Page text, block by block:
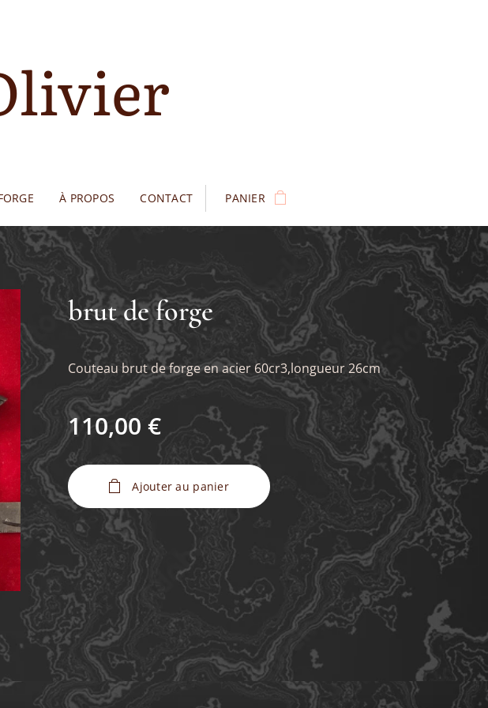
À PROPOS CONTACT PANIER
brut de forge
Couteau brut de forge en acier 60cr3,longueur 26cm
110,00 €
Ajouter au panier